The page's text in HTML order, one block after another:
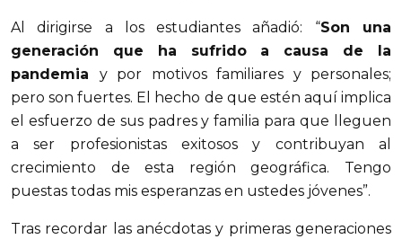
Al dirigirse a los estudiantes añadió: “Son una
generación que ha sufrido a causa de la
pandemia y por motivos familiares y personales;
pero son fuertes. El hecho de que estén aquí implica
el esfuerzo de sus padres y familia para que lleguen
a ser profesionistas exitosos y contribuyan al
crecimiento de esta región geográfica. Tengo
puestas todas mis esperanzas en ustedes jóvenes”.
Tras recordar las anécdotas y primeras generaciones